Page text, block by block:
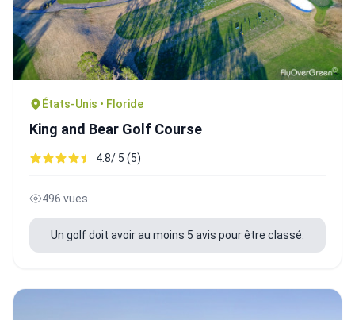
États-Unis • Floride
King and Bear Golf Course
4.8/ 5 (5)
496 vues
Un golf doit avoir au moins 5 avis pour être classé.